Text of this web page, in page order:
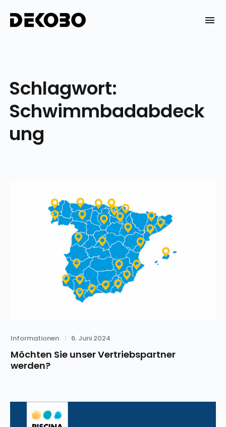
content
DEKOBO
Schlagwort:
Schwimmbadabdeck
ung
Category
Informationen
Posted
6. Juni 2024
Möchten Sie unser Vertriebspartner
werden?